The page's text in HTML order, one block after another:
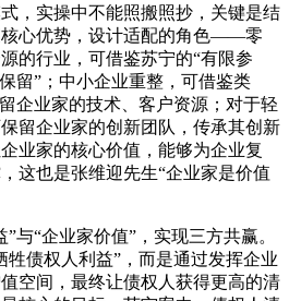
，实操中不能照搬照抄，关键是结
心优势，设计适配的角色——零
的行业，可借鉴苏宁的“有限参
留”；中小企业重整，可借鉴类
企业家的技术、客户资源；对于轻
留企业家的创新团队，传承其创新
业家的核心价值，能够为企业复
这也是张维迎先生“企业家是价值
与“企业家价值”，实现三方共赢。
牲债权人利益”，而是通过发挥企业
空间，最终让债权人获得更高的清